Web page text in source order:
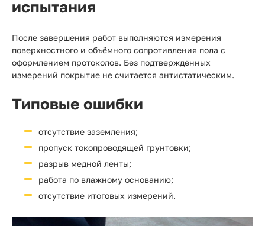
испытания
После завершения работ выполняются измерения
поверхностного и объёмного сопротивления пола с
оформлением протоколов. Без подтверждённых
измерений покрытие не считается антистатическим.
Типовые ошибки
отсутствие заземления;
пропуск токопроводящей грунтовки;
разрыв медной ленты;
работа по влажному основанию;
отсутствие итоговых измерений.